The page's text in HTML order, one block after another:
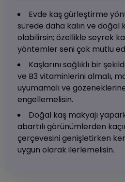
Evde kaş gürleştirme
sürede daha kalın ve doğal
olabilirsin; özellikle seyrek
yöntemler seni çok mutlu
Kaşlarını sağlıklı bir
ve B3 vitaminlerini almalı,
uyumamalı ve
engellemelisin.
Doğal kaş makyajı
abartılı görünümlerden
çerçevesini genişletirken
uygun olarak ilerlemelisin.